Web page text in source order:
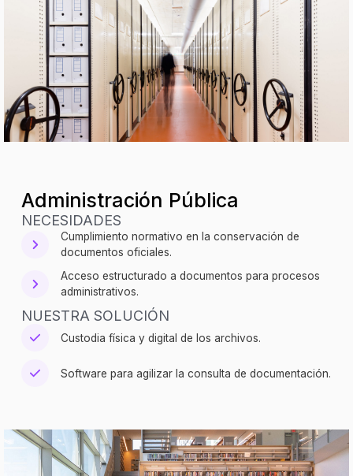
Administración Pública
NECESIDADES
Cumplimiento normativo en la conservación de
documentos oficiales.
Acceso estructurado a documentos para procesos
administrativos.
NUESTRA SOLUCIÓN
Custodia física y digital de los archivos.
Software para agilizar la consulta de documentación.